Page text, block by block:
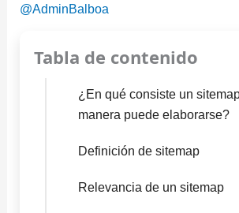
@AdminBalboa
Tabla de contenido
¿En qué consiste un
manera puede elaborarse?
Definición de sitemap
Relevancia de un sitemap